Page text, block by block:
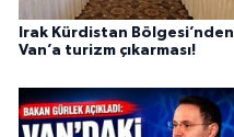
Irak Kürdistan Bölgesi’nden
Van’a turizm çıkarması!